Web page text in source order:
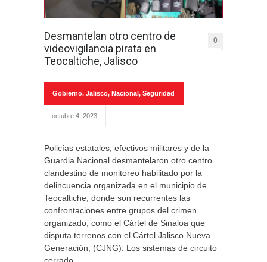
Desmantelan otro centro de
videovigilancia pirata en
Teocaltiche, Jalisco
0
Gobierno, Jalisco, Nacional, Seguridad
octubre 4, 2023
Policías estatales, efectivos militares y de la
Guardia Nacional desmantelaron otro centro
clandestino de monitoreo habilitado por la
delincuencia organizada en el municipio de
Teocaltiche, donde son recurrentes las
confrontaciones entre grupos del crimen
organizado, como el Cártel de Sinaloa que
disputa terrenos con el Cártel Jalisco Nueva
Generación, (CJNG). Los sistemas de circuito